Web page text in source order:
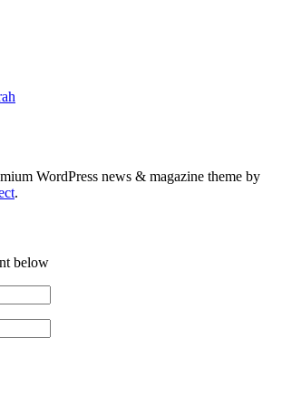
WordPress news & magazine theme by
.
below